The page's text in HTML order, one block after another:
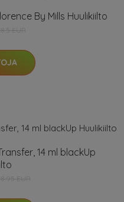
By Mills Huulikiilto
14 ml blackUp